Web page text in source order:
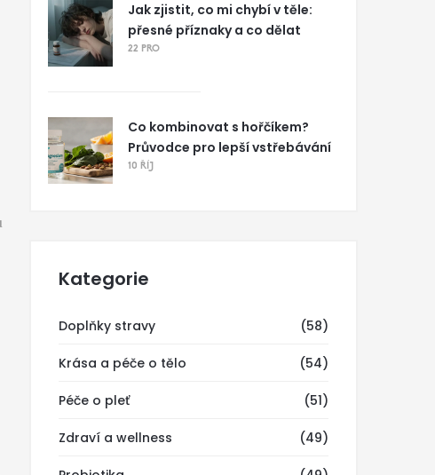
Jak zjistit, co mi chybí v těle:
přesné příznaky a co dělat
22 PRO
Co kombinovat s hořčíkem?
Průvodce pro lepší vstřebávání
10 ŘÍJ
Kategorie
Doplňky stravy (58)
Krása a péče o tělo (54)
Péče o pleť (51)
Zdraví a wellness (49)